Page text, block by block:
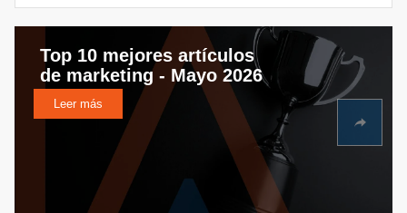
Top 10 mejores artículos
de marketing - Mayo 2026
Leer más